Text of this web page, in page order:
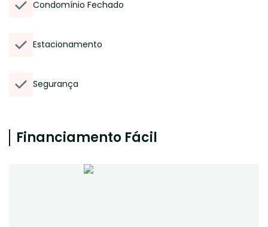
Condomínio Fechado
Estacionamento
Segurança
Financiamento Fácil